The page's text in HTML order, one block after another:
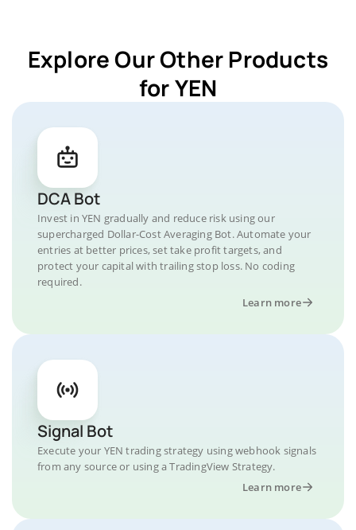
Explore Our Other Products
for YEN
DCA Bot
Invest in YEN gradually and reduce risk using our
supercharged Dollar-Cost Averaging Bot. Automate your
entries at better prices, set take profit targets, and
protect your capital with trailing stop loss. No coding
required.
Learn more
Signal Bot
Execute your YEN trading strategy using webhook signals
from any source or using a TradingView Strategy.
Learn more